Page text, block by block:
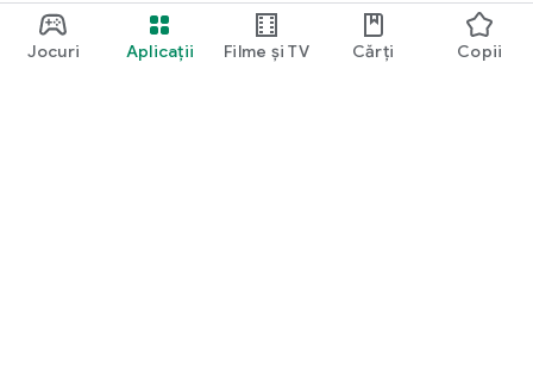
Jocuri Aplicații Filme și TV Cărți Copii